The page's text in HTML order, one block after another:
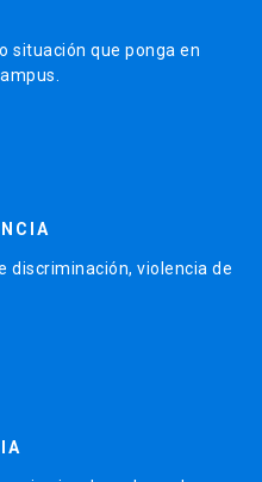
situación que ponga en
discriminación, violencia de